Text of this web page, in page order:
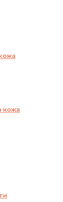
кожа